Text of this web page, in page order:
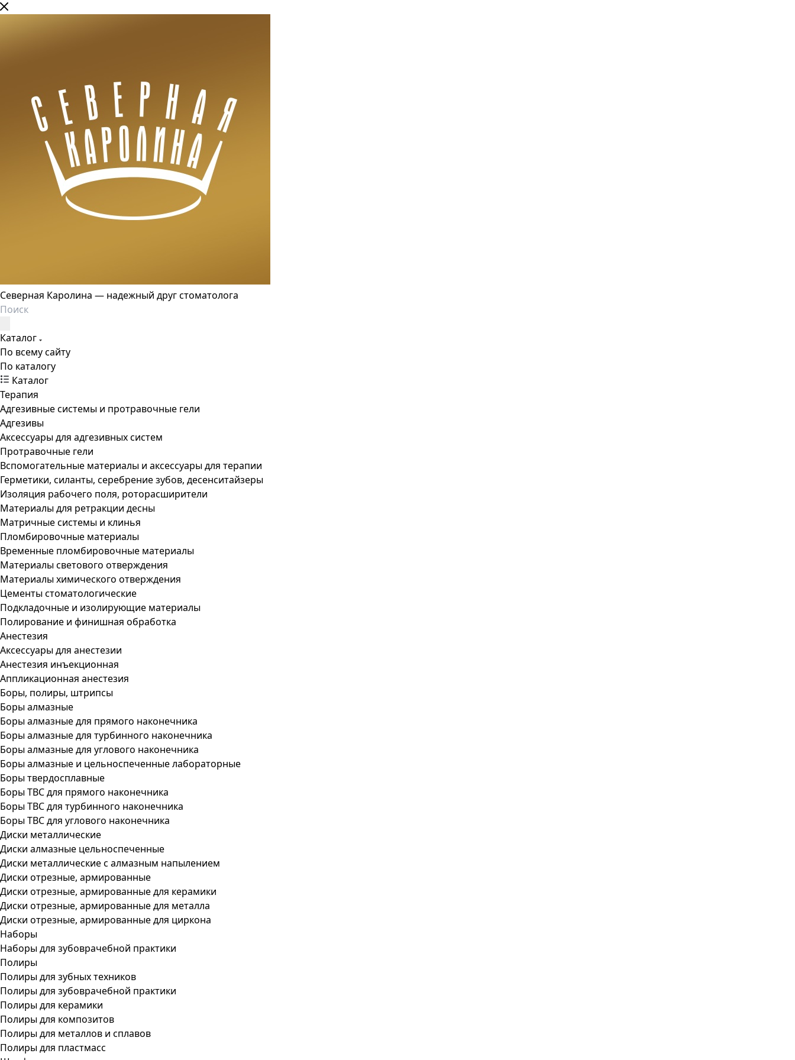
Северная Каролина — надежный друг стоматолога
Каталог
По всему сайту
По каталогу
Каталог
Терапия
Адгезивные системы и протравочные гели
Адгезивы
Аксессуары для адгезивных систем
Протравочные гели
Вспомогательные материалы и аксессуары для терапии
Герметики, силанты, серебрение зубов, десенситайзеры
Изоляция рабочего поля, роторасширители
Материалы для ретракции десны
Матричные системы и клинья
Пломбировочные материалы
Временные пломбировочные материалы
Материалы светового отверждения
Материалы химического отверждения
Цементы стоматологические
Подкладочные и изолирующие материалы
Полирование и финишная обработка
Анестезия
Аксессуары для анестезии
Анестезия инъекционная
Аппликационная анестезия
Боры, полиры, штрипсы
Боры алмазные
Боры алмазные для прямого наконечника
Боры алмазные для турбинного наконечника
Боры алмазные для углового наконечника
Боры алмазные и цельноспеченные лабораторные
Боры твердосплавные
Боры ТВС для прямого наконечника
Боры ТВС для турбинного наконечника
Боры ТВС для углового наконечника
Диски металлические
Диски алмазные цельноспеченные
Диски металлические с алмазным напылением
Диски отрезные, армированные
Диски отрезные, армированные для керамики
Диски отрезные, армированные для металла
Диски отрезные, армированные для циркона
Наборы
Наборы для зубоврачебной практики
Полиры
Полиры для зубных техников
Полиры для зубоврачебной практики
Полиры для керамики
Полиры для композитов
Полиры для металлов и сплавов
Полиры для пластмасс